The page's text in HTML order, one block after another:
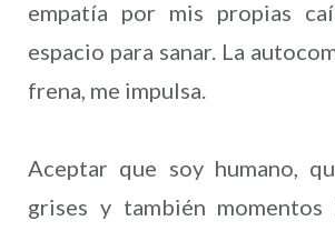
empatía por mis propias
espacio para sanar. La
frena, me impulsa.
Aceptar que soy humano,
grises y también momentos